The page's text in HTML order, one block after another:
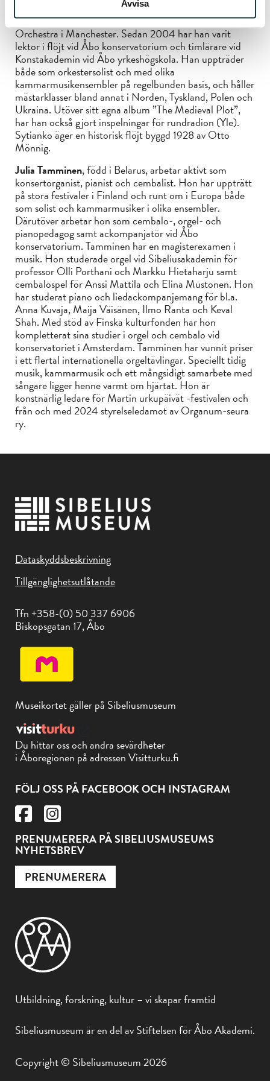
Avvisa
stadsorkestrarna i Kouvola, Villmanstrand och Seinäjoki,
Åbo filharmoniska orkester, Kymi Sinfonieta samt Halle
Orchestra i Manchester. Sedan 2004 har han varit
lektor i flöjt vid Åbo konservatorium och timlärare vid
Konstakademin vid Åbo yrkeshögskola. Han uppträder
både som orkestersolist och med olika
kammarmusikensembler på regelbunden basis, och håller
mästarklasser bland annat i Norden, Tyskland, Polen och
Ukraina. Utöver sitt egna album ”The Medieval Plot”,
har han också gjort inspelningar för rundradion (Yle).
Sytianko äger en historisk flöjt byggd 1928 av Otto
Mönnig.
Julia Tamminen, född i Belarus, arbetar aktivt som
konsertorganist, pianist och cembalist. Hon har uppträtt
på stora festivaler i Finland och runt om i Europa både
som solist och kammarmusiker i olika ensembler.
Därutöver arbetar hon som cembalo-, orgel- och
pianopedagog samt ackompanjatör vid Åbo
konservatorium. Tamminen har en magisterexamen i
musik. Hon studerade orgel vid Sibeliusakademin för
professor Olli Porthani och Markku Hietaharju samt
cembalospel för Anssi Mattila och Elina Mustonen. Hon
har studerat piano och liedackompanjemang för bl.a.
Anna Kuvaja, Maija Väisänen, Ilmo Ranta och Keval
Shah. Med stöd av Finska kulturfonden har hon
kompletterat sina studier i orgel och cembalo vid
konservatoriet i Amsterdam. Tamminen har vunnit priser
i ett flertal internationella orgeltävlingar. Speciellt tidig
musik, kammarmusik och ett mångsidigt samarbete med
sångare ligger henne varmt om hjärtat. Hon är
konstnärlig ledare för Martin urkupäivät -festivalen och
från och med 2024 styrelseledamot av Organum-seura
ry.
Dataskyddsbeskrivning
Tillgänglighetsutlåtande
Tfn +358-(0) 50 337 6906
Biskopsgatan 17, Åbo
Museikortet gäller på Sibeliusmuseum
Du hittar oss och andra sevärdheter
i Åboregionen på adressen Visitturku.fi
FÖLJ OSS PÅ FACEBOOK OCH INSTAGRAM
PRENUMERERA PÅ SIBELIUSMUSEUMS
NYHETSBREV
PRENUMERERA
Utbildning, forskning, kultur – vi skapar framtid
Sibeliusmuseum är en del av Stiftelsen för Åbo Akademi.
Copyright © Sibeliusmuseum 2026